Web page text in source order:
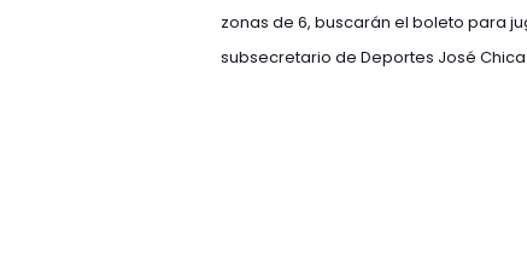
zonas de 6, buscarán el boleto para
subsecretario de Deportes José